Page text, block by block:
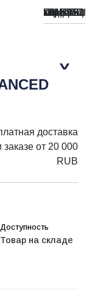
доставка
заказе от 20 000
RUB
Товар на складе